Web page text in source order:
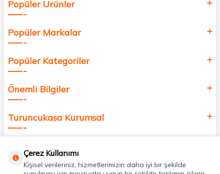
değer katmak için bize katılın!
Popüler Ürünler
Popüler Markalar
Popüler Kategoriler
Önemli Bilgiler
Turuncukasa Kurumsal
Çerez Kullanımı
Kişisel verileriniz, hizmetlerimizin daha iyi bir şekilde